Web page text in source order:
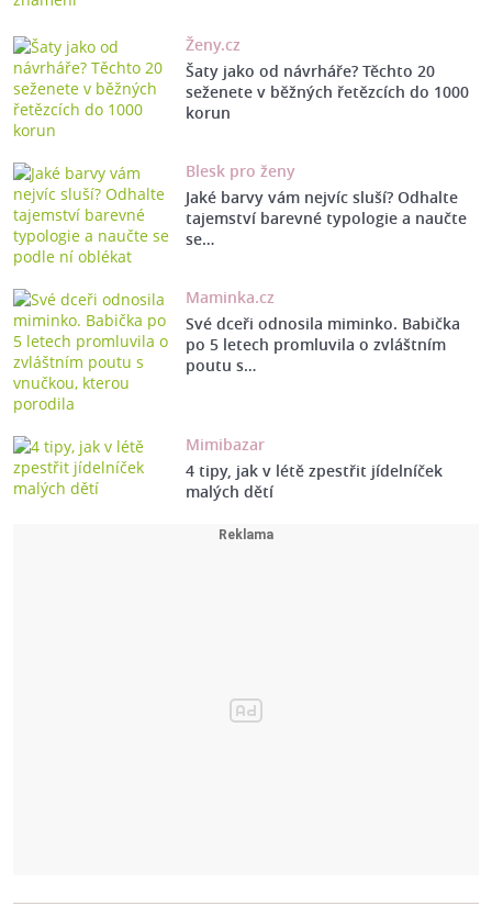
Ženy.cz
Šaty jako od návrháře? Těchto 20
seženete v běžných řetězcích do 1000
korun
Blesk pro ženy
Jaké barvy vám nejvíc sluší? Odhalte
tajemství barevné typologie a naučte
se…
Maminka.cz
Své dceři odnosila miminko. Babička
po 5 letech promluvila o zvláštním
poutu s…
Mimibazar
4 tipy, jak v létě zpestřit jídelníček
malých dětí